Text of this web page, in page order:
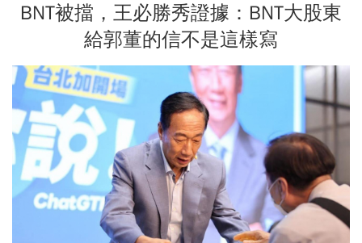
BNT被擋，王必勝秀證據：BNT大股東
給郭董的信不是這樣寫